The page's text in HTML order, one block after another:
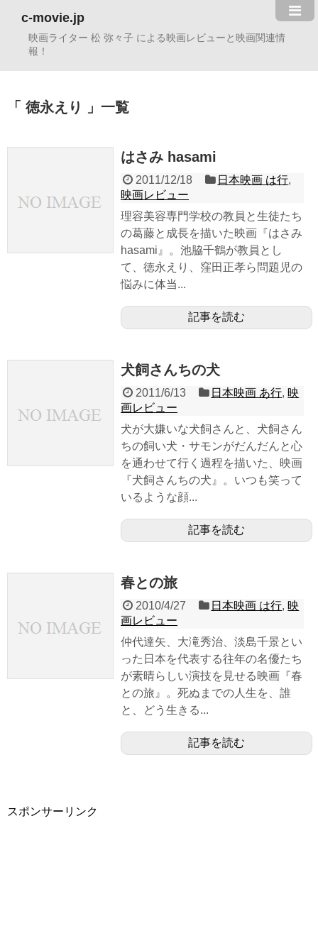
c-movie.jp
映画ライター 松 弥々子 による映画レビューと映画関連情
報！
徳永えり 一覧
はさみ hasami
2011/12/18 日本映画 は行,
映画レビュー
理容美容専門学校の教員と生徒たち
の葛藤と成長を描いた映画『はさみ
hasami』。池脇千鶴が教員とし
て、徳永えり、窪田正孝ら問題児の
悩みに体当...
記事を読む
犬飼さんちの犬
2011/6/13 日本映画 あ行, 映
画レビュー
犬が大嫌いな犬飼さんと、犬飼さん
ちの飼い犬・サモンがだんだんと心
を通わせて行く過程を描いた、映画
『犬飼さんちの犬』。いつも笑って
いるような顔...
記事を読む
春との旅
2010/4/27 日本映画 は行, 映
画レビュー
仲代達矢、大滝秀治、淡島千景とい
った日本を代表する往年の名優たち
が素晴らしい演技を見せる映画『春
との旅』。死ぬまでの人生を、誰
と、どう生きる...
記事を読む
スポンサーリンク